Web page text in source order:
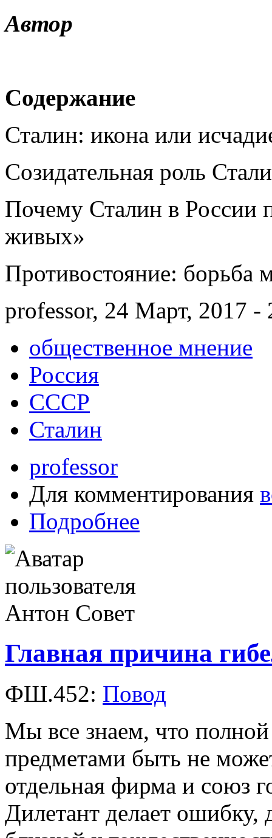
Автор
Содержание
Сталин: икона или
Созидательная роль
Почему Сталин в России
живых»
Противостояние: борьба
professor, 24 Март, 2017 -
общественное мнение
Россия
СССР
Сталин
professor
Для комментирования
Подробнее
Главная причина
ФШ.452: Повод
Мы все знаем, что
предметами быть не
отдельная фирма и союз
Дилетант делает ошибку,